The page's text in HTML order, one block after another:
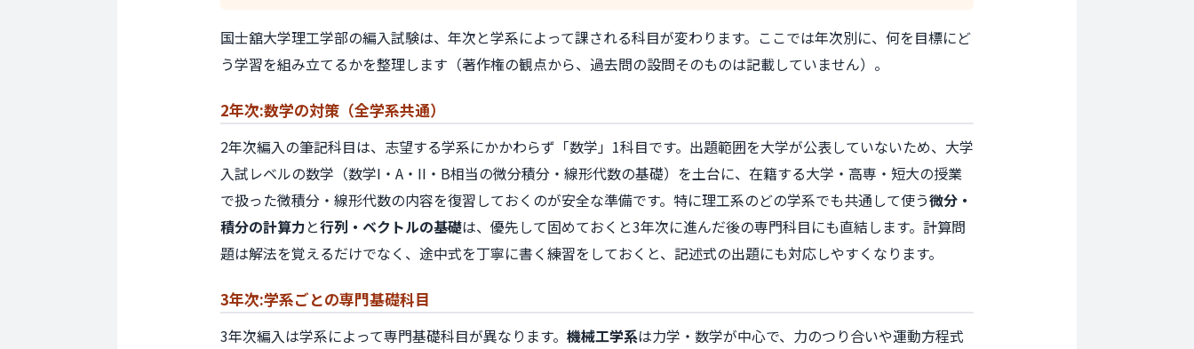
国士舘大学理工学部の編入試験は、年次と学系によって課される科目が変わります。ここでは年次別に、何を目標にど
う学習を組み立てるかを整理します（著作権の観点から、過去問の設問そのものは記載していません）。
2年次:数学の対策 （全学系共通）
2年次編入の筆記科目は、志望する学系にかかわらず「数学」1科目です。出題範囲を大学が公表していないため、大学
入試レベルの数学（数学I・A・II・B相当の微分積分・線形代数の基礎）を土台に、在籍する大学・高専・短大の授業
で扱った微積分・線形代数の内容を復習しておくのが安全な準備です。特に理工系のどの学系でも共通して使う微分・
積分の計算力と行列・ベクトルの基礎は、優先して固めておくと3年次に進んだ後の専門科目にも直結します。計算問
題は解法を覚えるだけでなく、途中式を丁寧に書く練習をしておくと、記述式の出題にも対応しやすくなります。
3年次:学系ごとの専門基礎科目
3年次編入は学系によって専門基礎科目が異なります。 機械工学系は力学・数学が中心で、力のつり合いや運動方程式